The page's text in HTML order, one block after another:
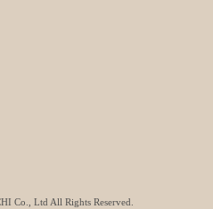
Co., Ltd All Rights Reserved.